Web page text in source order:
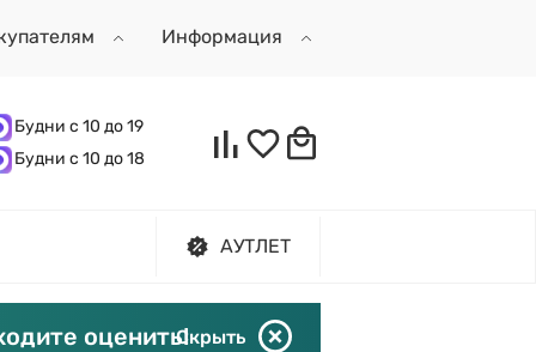
Информация
Будни с 10 до 19
Будни с 10 до 18
АУТЛЕТ
оценить!Скрыть